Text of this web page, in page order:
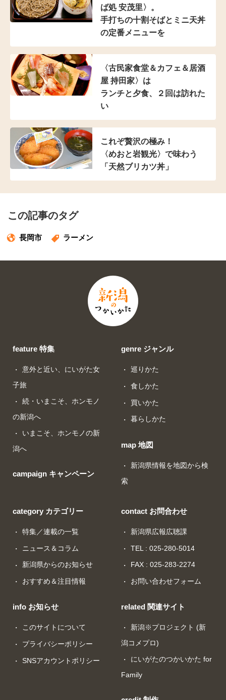
ば処 安茂里〉。
手打ちの十割そばと ミニ天丼
の定番メニューを
〈古民家食堂＆カフェ ＆居酒
屋 持田家〉は
ランチと夕食、２回は訪れた
い
これぞ贅沢の極み！
〈めおと岩観光〉で味わう
「天然ブリカツ丼」
この記事のタグ
長岡市 ラーメン
feature 特集
意外と近い、にいがた女
子旅
続・いまこそ、ホンモノ
の新潟へ
いまこそ、ホンモノの新
潟へ
campaign キャンペーン
genre ジャンル
巡りかた
食しかた
買いかた
暮らしかた
map 地図
新潟県情報を地図から検
索
category カテゴリー
特集／連載の一覧
ニュース＆コラム
新潟県からのお知らせ
おすすめ＆注目情報
info お知らせ
このサイトについて
プライバシーポリシー
SNSアカウントポリシー
contact お問合わせ
新潟県広報広聴課
TEL : 025-280-5014
FAX : 025-283-2274
お問い合わせフォーム
related 関連サイト
新潟※プロジェクト (新
潟コメプロ)
にいがたのつかいかた for
Family